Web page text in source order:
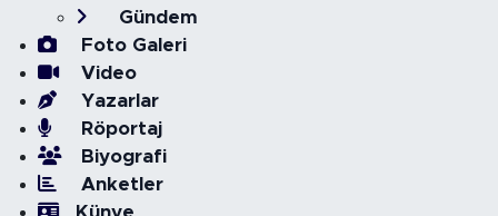
Gündem
Foto Galeri
Video
Yazarlar
Röportaj
Biyografi
Anketler
Künye